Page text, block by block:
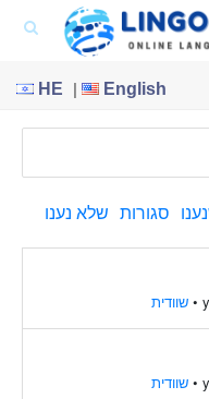
HE | English
סגורות שלא נענו
• שוודית
• שוודית